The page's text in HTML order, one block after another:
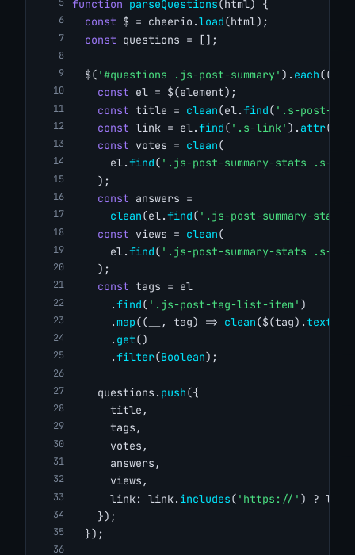
function parseQuestions(html) {
const $ = cheerio.load(html);
const questions = [];
  $(
'#questions .js-post-summary' ). each((_,
const el = $(element);
const title = clean(el.find( '.s-post-
const link = el.find( '.s-link' ). attr(
const votes = clean(
      el.
find( '.js-post-summary-stats .s-
    );
const answers =
clean(el.find( '.js-post-summary-stats
const views = clean(
      el.
find( '.js-post-summary-stats .s-
    );
const tags = el
      .
find( '.js-post-tag-list-item' )
      .
map((__, tag) => clean($(tag).text
      .
get()
      .
filter(Boolean);
    questions.
push({
      title,
      tags,
      votes,
      answers,
      views,
      link: link.
includes( 'https://' ) ?
    });
  });